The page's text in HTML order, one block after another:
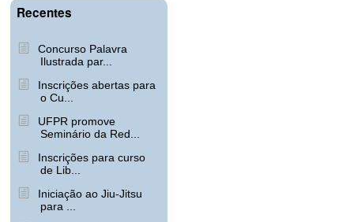
Recentes
Concurso Palavra
Ilustrada par...
Inscrições abertas para
o Cu...
UFPR promove
Seminário da Red...
Inscrições para curso
de Lib...
Iniciação ao Jiu-Jitsu
para ...